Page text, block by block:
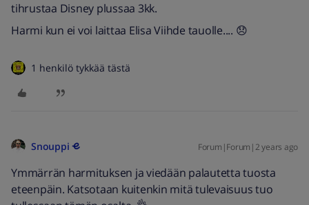
tihrustaa Disney plussaa 3kk.
Harmi kun ei voi laittaa Elisa Viihde tauolle.... 😞
1 henkilö tykkää tästä
Snouppi Forum|Forum|2 years ago
Ymmärrän harmituksen ja viedään palautetta tuosta
eteenpäin. Katsotaan kuitenkin mitä tulevaisuus tuo